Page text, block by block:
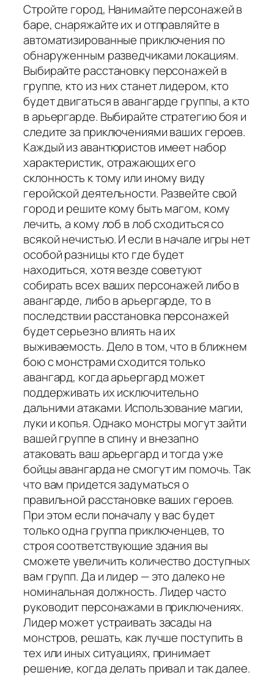
Стройте город, Нанимайте персонажей в
баре, снаряжайте их и отправляйте в
автоматизированные приключения по
обнаруженным разведчиками локациям.
Выбирайте расстановку персонажей в
группе, кто из них станет лидером, кто
будет двигаться в авангарде группы, а кто
в арьергарде. Выбирайте стратегию боя и
следите за приключениями ваших героев.
Каждый из авантюристов имеет набор
характеристик, отражающих его
склонность к тому или иному виду
геройской деятельности. Развейте свой
город и решите кому быть магом, кому
лечить, а кому лоб в лоб сходиться со
всякой нечистью. И если в начале игры нет
особой разницы кто где будет
находиться, хотя везде советуют
собирать всех ваших персонажей либо в
авангарде, либо в арьергарде, то в
последствии расстановка персонажей
будет серьезно влиять на их
выживаемость. Дело в том, что в ближнем
бою с монстрами сходится только
авангард, когда арьергард может
поддерживать их исключительно
дальними атаками. Использование магии,
луки и копья. Однако монстры могут зайти
вашей группе в спину и внезапно
атаковать ваш арьергард и тогда уже
бойцы авангарда не смогут им помочь. Так
что вам придется задуматься о
правильной расстановке ваших героев.
При этом если поначалу у вас будет
только одна группа приключенцев, то
строя соответствующие здания вы
сможете увеличить количество доступных
вам групп. Да и лидер — это далеко не
номинальная должность. Лидер часто
руководит персонажами в приключениях.
Лидер может устраивать засады на
монстров, решать, как лучше поступить в
тех или иных ситуациях, принимает
решение, когда делать привал и так далее.